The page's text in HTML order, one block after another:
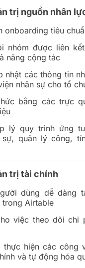
trị nguồn nhân
onboarding tiêu
nhóm được liên
năng cộng tác
nhật các thông tin
nhân sự cho tổ
bằng các trực
lý quy trình ứng
sự, quản lý công,
trị tài chính
dùng dễ dàng
Airtable
việc theo dõi chi
thực hiện các công
và tự động hóa